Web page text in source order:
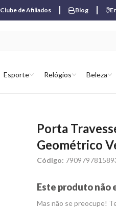
Clube de Afiliados Blog
Esporte Relógios Beleza
Porta
Geométrico
Código:
Este produto não
Mas não se preocupe!